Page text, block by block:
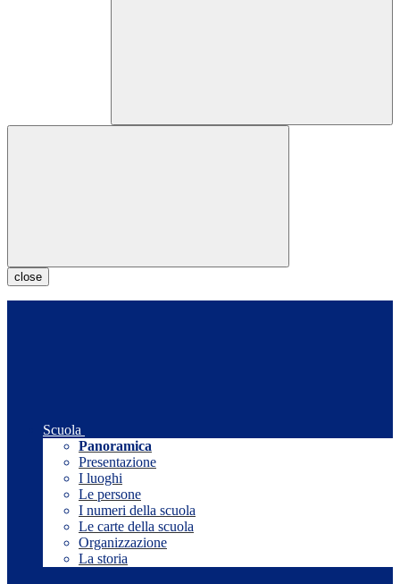
close
Scuola
Panoramica
Presentazione
I luoghi
Le persone
I numeri della scuola
Le carte della scuola
Organizzazione
La storia